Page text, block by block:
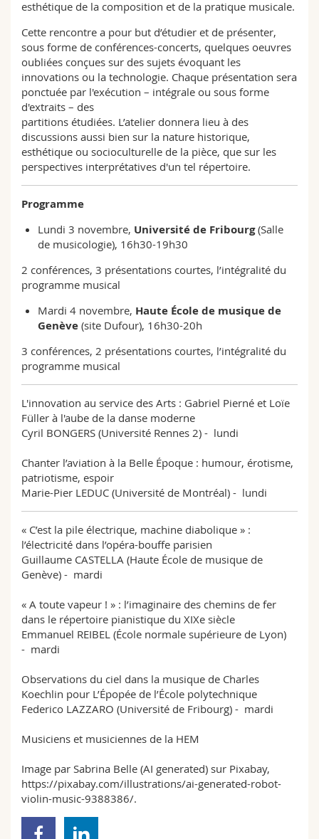
esthétique de la composition et de la pratique musicale.
Cette rencontre a pour but d’étudier et de présenter,
sous forme de conférences-concerts, quelques oeuvres
oubliées conçues sur des sujets évoquant les
innovations ou la technologie. Chaque présentation sera
ponctuée par l'exécution – intégrale ou sous forme
d'extraits – des
partitions étudiées. L’atelier donnera lieu à des
discussions aussi bien sur la nature historique,
esthétique ou socioculturelle de la pièce, que sur les
perspectives interprétatives d'un tel répertoire.
Programme
Lundi 3 novembre, Université de Fribourg(Salle
de musicologie), 16h30-19h30
2 conférences, 3 présentations courtes, l’intégralité du
programme musical
Mardi 4 novembre, Haute École de musique de
Genève(site Dufour), 16h30-20h
3 conférences, 2 présentations courtes, l’intégralité du
programme musical
L'innovation au service des Arts : Gabriel Pierné et Loïe
Füller à l'aube de la danse moderne
Cyril BONGERS (Université Rennes 2) - lundi
Chanter l’aviation à la Belle Époque : humour, érotisme,
patriotisme, espoir
Marie-Pier LEDUC (Université de Montréal) - lundi
« C’est la pile électrique, machine diabolique » :
l’électricité dans l’opéra-bouffe parisien
Guillaume CASTELLA (Haute École de musique de
Genève) - mardi
« A toute vapeur ! » : l’imaginaire des chemins de fer
dans le répertoire pianistique du XIXe siècle
Emmanuel REIBEL (École normale supérieure de Lyon)
- mardi
Observations du ciel dans la musique de Charles
Koechlin pour L’Épopée de l’École polytechnique
Federico LAZZARO (Université de Fribourg) - mardi
Musiciens et musiciennes de la HEM
Image par Sabrina Belle (AI generated) sur Pixabay,
https://pixabay.com/illustrations/ai-generated-robot-
violin-music-9388386/.